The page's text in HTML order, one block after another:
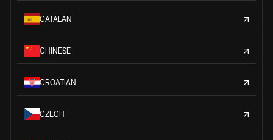
CATALAN
CHINESE
CROATIAN
CZECH